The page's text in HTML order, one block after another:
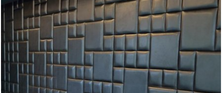
Jeżeli marzysz o niepowtarzalnym wnętrzu wiernie
oddającym ducha Twojej firmy, to panele naścienne są
właśnie tym czego szukasz. Panelami można pokryć ścianę,
jej wybrany fragment lub całe pomieszczenie. Mogą być w
kolorze naturalnego drewna, lub w dowolnym, wybranym